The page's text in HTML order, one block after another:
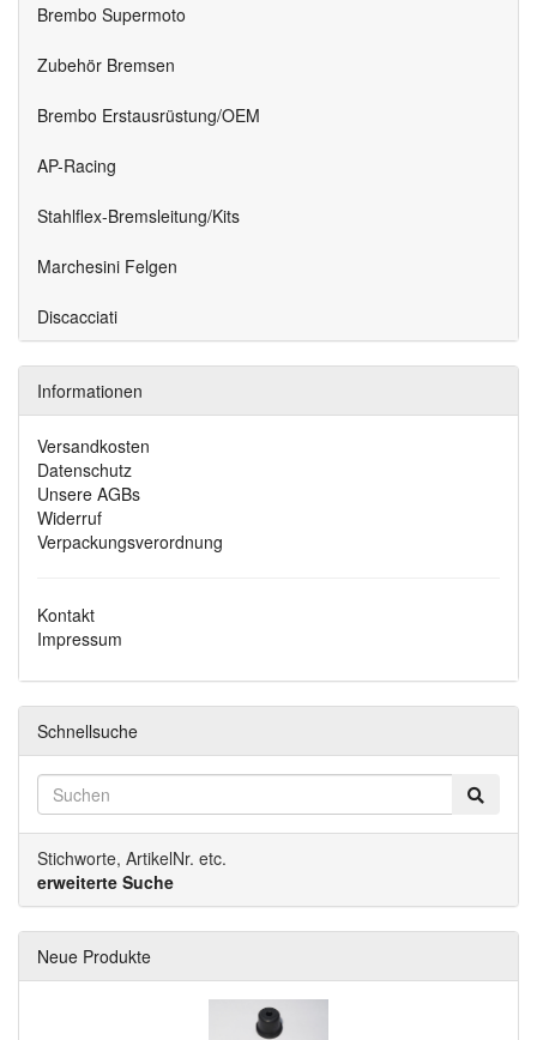
Brembo Supermoto
Zubehör Bremsen
Brembo Erstausrüstung/OEM
AP-Racing
Stahlflex-Bremsleitung/Kits
Marchesini Felgen
Discacciati
Informationen
Versandkosten
Datenschutz
Unsere AGBs
Widerruf
Verpackungsverordnung
Kontakt
Impressum
Schnellsuche
Stichworte, ArtikelNr. etc.
erweiterte Suche
Neue Produkte